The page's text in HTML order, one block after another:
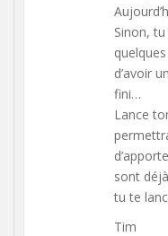
Sinon,
d’avoir
fini…
Lance
sont
tu te
Tim